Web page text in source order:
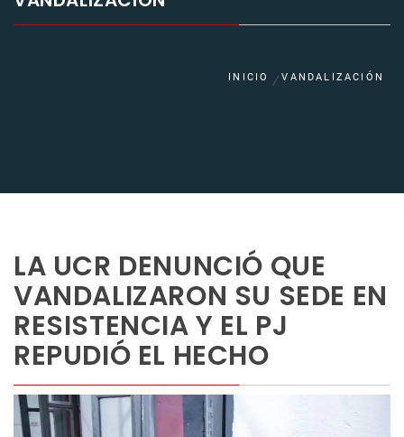
INICIO VANDALIZACIÓN
LA UCR DENUNCIÓ QUE
VANDALIZARON SU SEDE EN
RESISTENCIA Y EL PJ
REPUDIÓ EL HECHO